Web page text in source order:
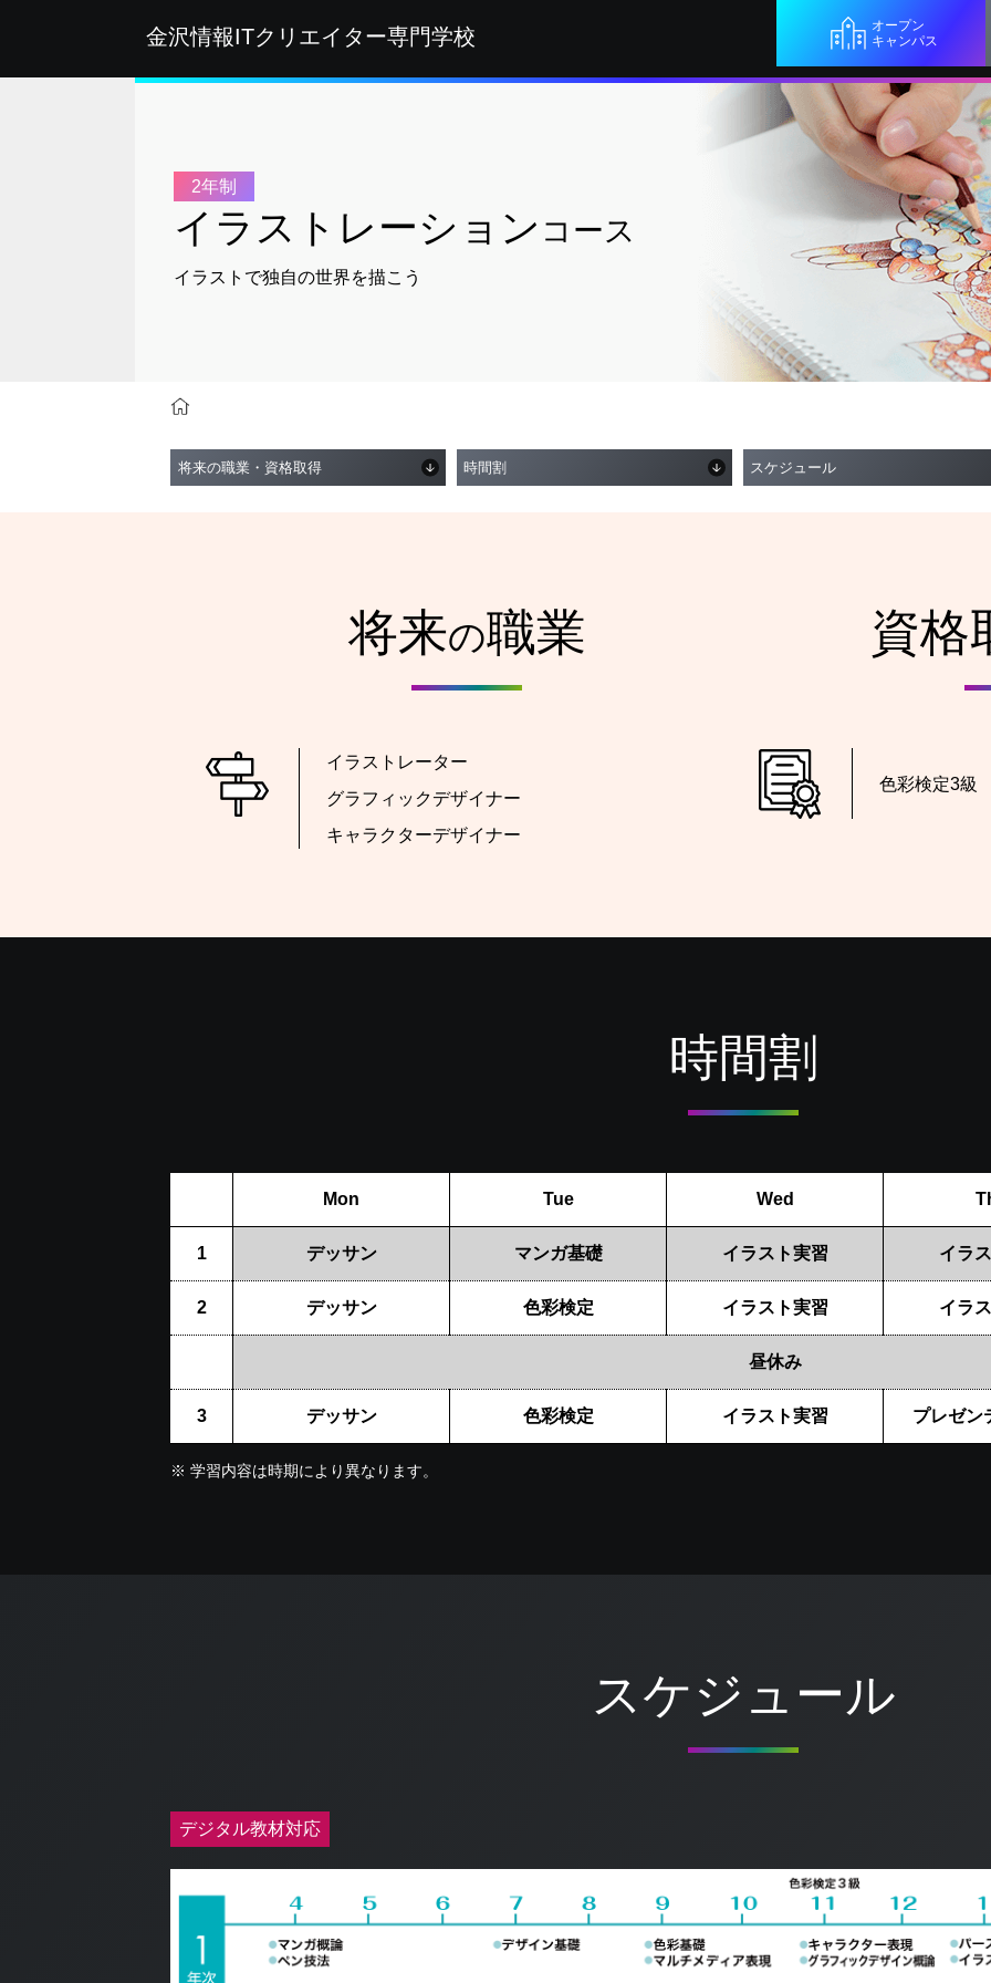
金沢情報ITクリエイター専門学校
オープン
キャンパス
2年制
イラストレーション コース
イラストで独自の世界を描こう
将来の職業・資格取得 時間割 スケジュール
将来の職業
イラストレーター
グラフィックデザイナー
キャラクターデザイナー
資格
色彩検定3級
時間割
Mon Tue Wed
1 デッサン マンガ基礎 イラスト実習 イラ
2 デッサン 色彩検定 イラスト実習 イラ
昼休み
3 デッサン 色彩検定 イラスト実習 プレゼン
※ 学習内容は時期により異なります。
スケジュール
デジタル教材対応